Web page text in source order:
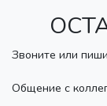
Звоните или
Общение с